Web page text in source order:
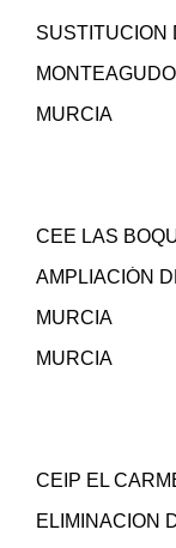
SUSTITUCION
MONTEAGUDO
MURCIA
CEE LAS
AMPLIACIÓN
MURCIA
MURCIA
CEIP EL
ELIMINACION